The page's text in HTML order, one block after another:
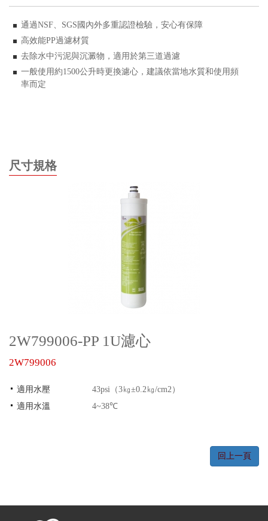
通過NSF SGS 國內外多重認證檢驗，安心有保障
高效能PP過濾材質
去除水中污泥與沉澱物，適用於第三道過濾
一般使用約1500公升時更換濾心，建議依當地水質和使用頻
率而定
尺寸規格
2W799006-PP 1U濾心
2W799006
適用水壓
43psi（3㎏±0.2㎏/cm2）
適用水溫
4~38℃
回上一頁